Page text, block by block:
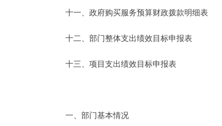
十一、政府购买服务预算财政拨款明细表
十二、部门整体支出绩效目标申报表
十三、项目支出绩效目标申报表
一、部门基本情况